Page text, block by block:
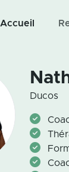
Accueil
Ducos